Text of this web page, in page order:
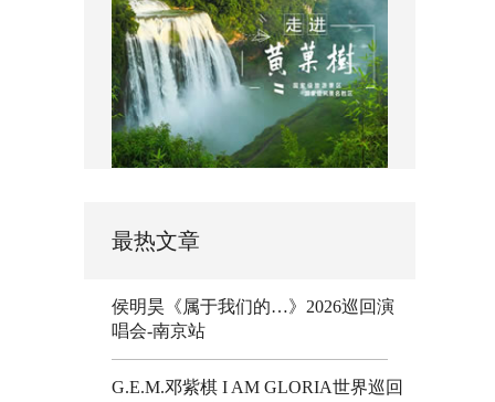
最热文章
侯明昊《属于我们的…》2026巡回演
唱会-南京站
G.E.M.邓紫棋 I AM GLORIA世界巡回